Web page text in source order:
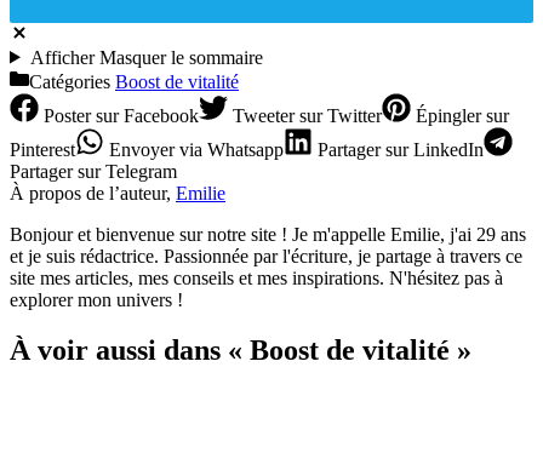
AfficherMasquerle sommaire
Catégories Boost de vitalité
Postersur Facebook Tweetersur Twitter Épinglersur
Pinterest
Envoyervia Whatsapp Partagersur LinkedIn
Partagersur Telegram
À propos de l’auteur, Emilie
Bonjour et bienvenue sur notre site ! Je m'appelle Emilie, j'ai 29 ans
et je suis rédactrice. Passionnée par l'écriture, je partage à travers ce
site mes articles, mes conseils et mes inspirations. N'hésitez pas à
explorer mon univers !
À voir aussi dans « Boost de vitalité »